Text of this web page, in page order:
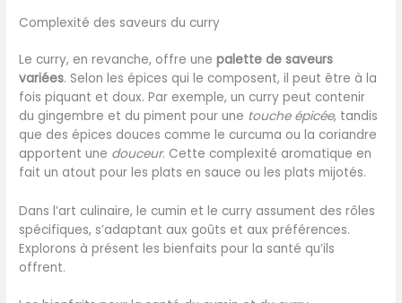
Complexité des saveurs du curry
Le curry, en revanche, offre unepalette de saveurs
variées. Selon les épices qui le composent, il peut être à la
fois piquant et doux. Par exemple, un curry peut contenir
du gingembre et du piment pour une touche épicée, tandis
que des épices douces comme le curcuma ou la coriandre
apportent une douceur. Cette complexité aromatique en
fait un atout pour les plats en sauce ou les plats mijotés.
Dans l’art culinaire, le cumin et le curry assument des rôles
spécifiques, s’adaptant aux goûts et aux préférences.
Explorons à présent les bienfaits pour la santé qu’ils
offrent.